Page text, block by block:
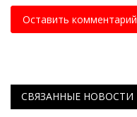
Оставить комментарий
СВЯЗАННЫЕ НОВОСТИ